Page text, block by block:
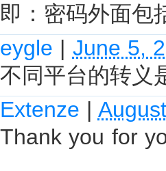
即：密码外面包
eygle | June 5,
不同平台的转义
Extenze |
Thank you for